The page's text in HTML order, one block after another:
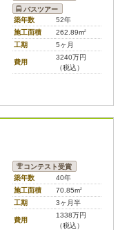
バスツアー
築年数
52年
施工面積
262.89m2
工期 5ヶ月
費用
3240万円
（税込）
コンテスト受賞
築年数
40年
施工面積
70.85m2
工期 3ヶ月半
費用
1338万円
（税込）